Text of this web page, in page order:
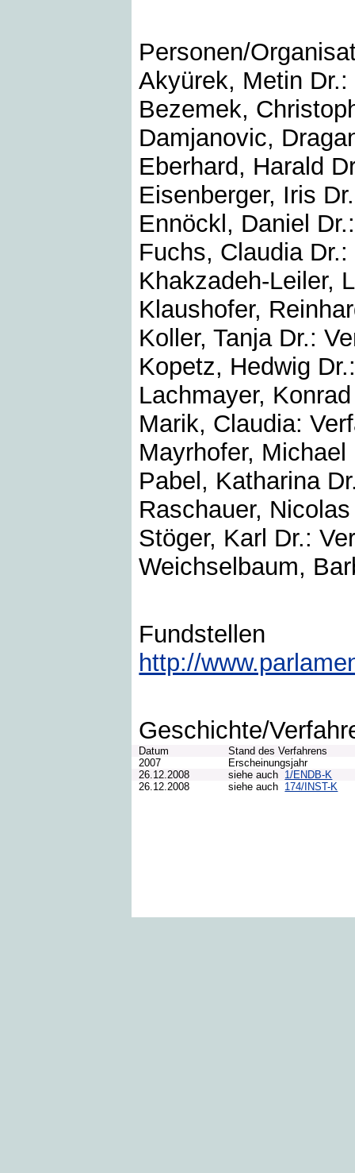
Personen/
Akyürek, Metin
Bezemek,
Damjanovic,
Eberhard, Harald
Eisenberger, Iris
Ennöckl, Daniel
Fuchs, Claudia
Khakzadeh-Leiler,
Klaushofer,
Koller, Tanja Dr.:
Kopetz, Hedwig
Lachmayer,
Marik, Claudia:
Mayrhofer,
Pabel, Katharina
Raschauer,
Stöger, Karl Dr.:
Weichselbaum,
Fundstellen
http://
Geschichte/
Datum
Stand des Verfahrens
2007
Erscheinungsjahr
26.12.2008
siehe auch 1/ENDB-K
26.12.2008
siehe auch 174/INST-K